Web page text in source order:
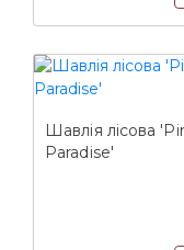
Шавлія лісова
Paradise'